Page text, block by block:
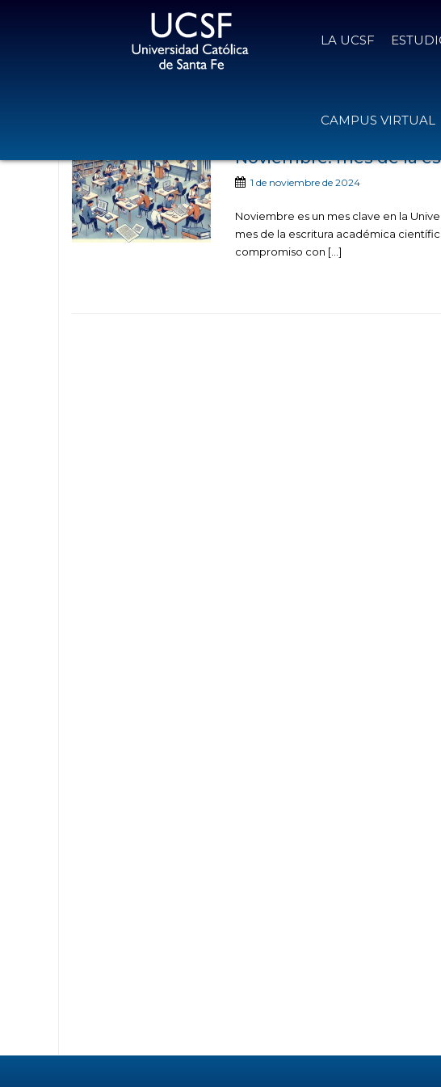
LA UCSF
CAMPUS VIRTUAL
Noviembre: mes de la
1 de noviembre de 2024
Noviembre es un mes clave en la
mes de la escritura académica
compromiso con […]